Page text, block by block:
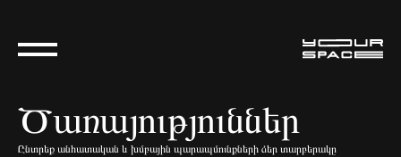
Ծառայություններ
Ընտրեք անհատական և խմբային պարապմունքների ձեր տարբերակը